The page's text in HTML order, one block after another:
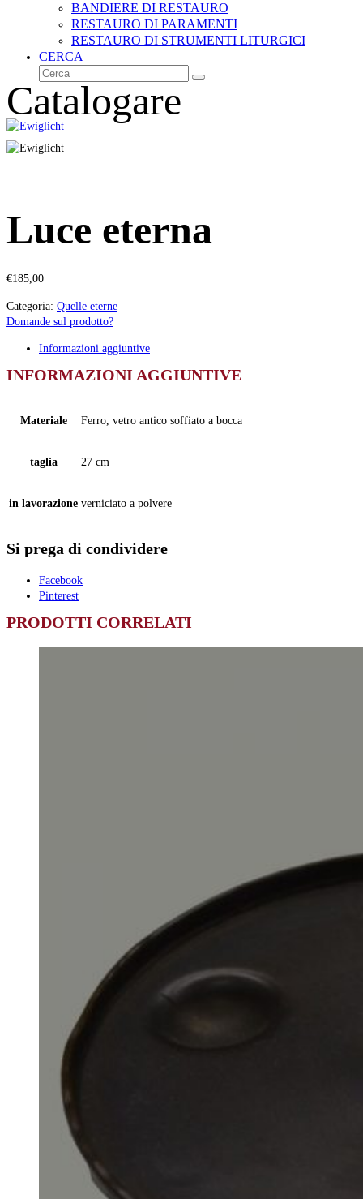
BANDIERE DI RESTAURO
RESTAURO DI PARAMENTI
RESTAURO DI STRUMENTI LITURGICI
CERCA
Cerca
Invia
Catalogare
Luce eterna
€185,00
Categoria: Quelle eterne
Domande sul prodotto?
Informazioni aggiuntive
INFORMAZIONI AGGIUNTIVE
Materiale Ferro, vetro antico soffiato a bocca
taglia 27 cm
in lavorazione verniciato a polvere
Si prega di condividere
Facebook
Pinterest
PRODOTTI CORRELATI